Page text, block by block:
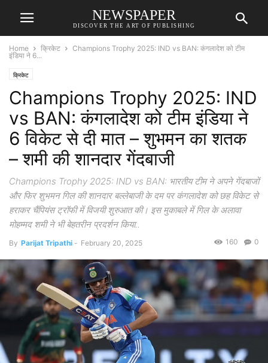
NEWSPAPER
DISCOVER THE ART OF PUBLISHING
Home क्रिकेट
Champions Trophy 2025: IND vs BAN: कंगलादेश को टीम
इंडिया ने 6...
क्रिकेट
Champions Trophy 2025: IND
vs BAN: कंगलादेश को टीम इंडिया ने
6 विकेट से दी मात – शुभमन का शतक
– शमी की शानदार गेंदबाजी
Champions Trophy 2025: IND vs BAN: भारतीय टीम ने अपने गेंदबाजों
और फिर शुभमन गिल की शानदार बल्लेबाजी के दम पर कंगलादेश को छह विकेट से
हराकर चैंपियंस ट्रॉफी में विजयी शुरुआत की। इस मुकाबले में गिल के अलावा
मोहम्मद शमी ने भी बेहतरीन प्रदर्शन किया..
By Parijat Tripathi - February 20, 2025 0
160